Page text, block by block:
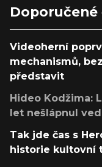
Videoherní
mechanismů,
představit
Hideo Kodžima:
let nešlápnul
Tak jde čas s
historie kultovní